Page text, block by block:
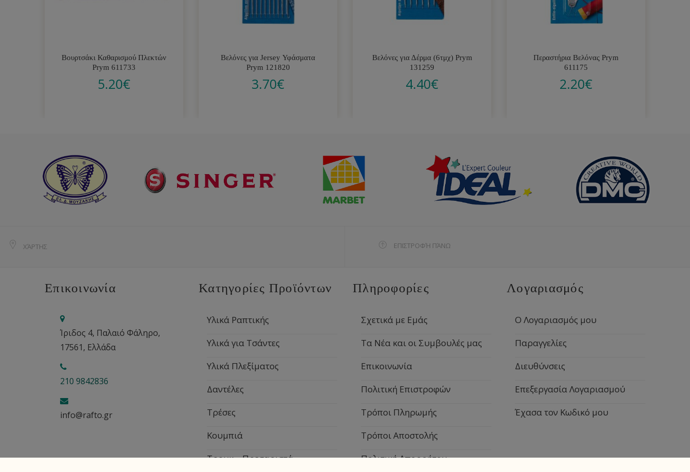
Βουρτσάκι Καθαρισμού Πλεκτών
Prym 611733
5.20€
Βελόνες για Jersey Υφάσματα
Prym 121820
3.70€
Βελόνες για Δέρμα (6τμχ) Prym
131259
4.40€
Περαστήρια Βελόνας Prym
611175
2.20€
ΧΆΡΤΗΣ ΕΠΙΣΤΡΟΦΉ ΠΆΝΩ
Επικοινωνία
Ίριδος 4, Παλαιό Φάληρο,
17561, Ελλάδα
210 9842836
info@rafto.gr
Κατηγορίες Προϊόντων
Υλικά Ραπτικής
Υλικά για Τσάντες
Υλικά Πλεξίματος
Δαντέλες
Τρέσες
Κουμπιά
Τρουκ – Πρεσαριστά
Πληροφορίες
Σχετικά με Εμάς
Τα Νέα και οι Συμβουλές μας
Επικοινωνία
Πολιτική Επιστροφών
Τρόποι Πληρωμής
Τρόποι Αποστολής
Πολιτική Απορρήτου
Λογαριασμός
Ο Λογαριασμός μου
Παραγγελίες
Διευθύνσεις
Επεξεργασία Λογαριασμού
Έχασα τον Κωδικό μου